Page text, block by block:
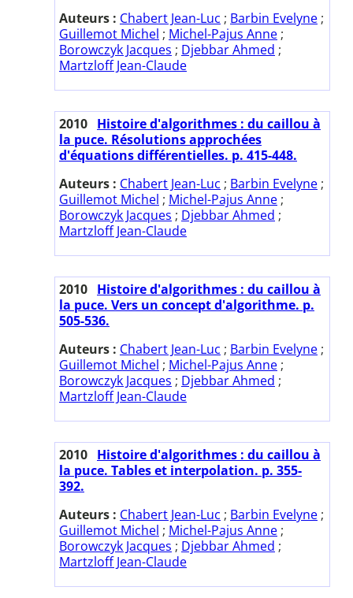
Auteurs : Chabert Jean-Luc ; Barbin Evelyne ;
Guillemot Michel ; Michel-Pajus Anne ;
Borowczyk Jacques ; Djebbar Ahmed ;
Martzloff Jean-Claude
2010 Histoire d'algorithmes : du caillou à
la puce. Résolutions approchées
d'équations différentielles. p. 415-448.
Auteurs : Chabert Jean-Luc ; Barbin Evelyne ;
Guillemot Michel ; Michel-Pajus Anne ;
Borowczyk Jacques ; Djebbar Ahmed ;
Martzloff Jean-Claude
2010 Histoire d'algorithmes : du caillou à
la puce. Vers un concept d'algorithme. p.
505-536.
Auteurs : Chabert Jean-Luc ; Barbin Evelyne ;
Guillemot Michel ; Michel-Pajus Anne ;
Borowczyk Jacques ; Djebbar Ahmed ;
Martzloff Jean-Claude
2010 Histoire d'algorithmes : du caillou à
la puce. Tables et interpolation. p. 355-
392.
Auteurs : Chabert Jean-Luc ; Barbin Evelyne ;
Guillemot Michel ; Michel-Pajus Anne ;
Borowczyk Jacques ; Djebbar Ahmed ;
Martzloff Jean-Claude